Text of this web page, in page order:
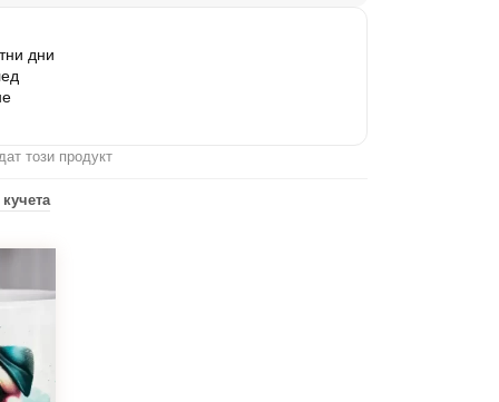
дни
този продукт